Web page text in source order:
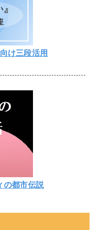
け三段活用
の都市伝説